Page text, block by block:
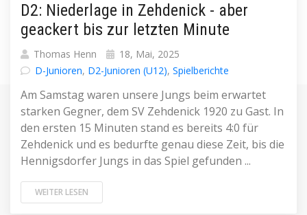
D2: Niederlage in Zehdenick - aber
geackert bis zur letzten Minute
Thomas Henn
18, Mai, 2025
D-Junioren, D2-Junioren (U12), Spielberichte
Am Samstag waren unsere Jungs beim erwartet
starken Gegner, dem SV Zehdenick 1920 zu Gast. In
den ersten 15 Minuten stand es bereits 4:0 für
Zehdenick und es bedurfte genau diese Zeit, bis die
Hennigsdorfer Jungs in das Spiel gefunden ...
WEITER LESEN